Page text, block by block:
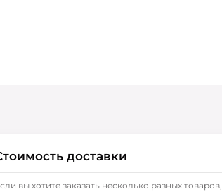
доставки
вы хотите заказать несколько разных товаров,